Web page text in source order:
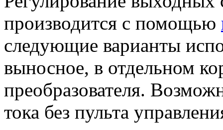
производится с помощью
следующие варианты
выносное, в отдельном
преобразователя.
тока без пульта